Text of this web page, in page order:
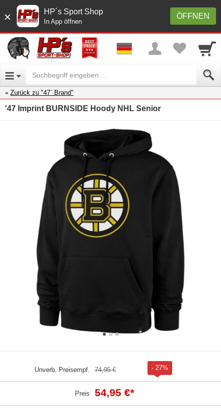
× ÖFFNEN
HP´s Sport Shop
In App öffnen
Zurück zu "47` Brand"
'47 Imprint BURNSIDE Hoody NHL Senior
Unverb. Preisempf. 74,95 € - 27%
Preis 54,95 €*